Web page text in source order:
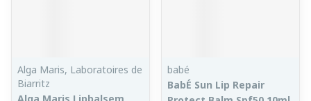
Alga Maris, Laboratoires de
Biarritz
babé
BabÉ Sun Lip Repair